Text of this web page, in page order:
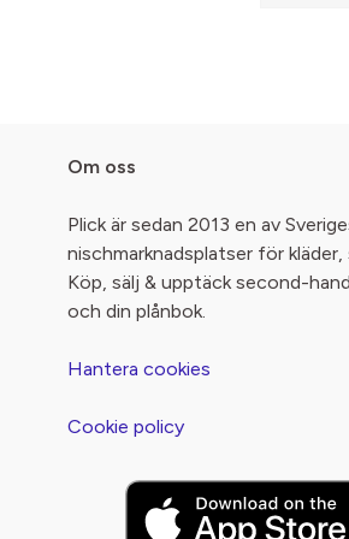
Om oss
Plick är sedan 2013 en av
nischmarknadsplatser för
Köp, sälj & upptäck second-
och din plånbok.
Hantera cookies
Cookie policy